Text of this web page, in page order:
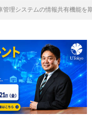
管理システムの情報共有機能を